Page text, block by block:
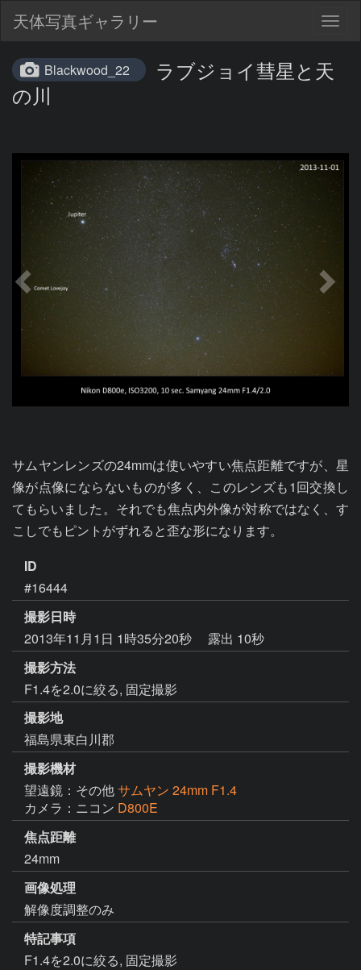
天体写真ギャラリー
Blackwood_22
ラブジョイ彗星と天
の川
サムヤンレンズの24mmは使いやすい焦点距離ですが、星
像が点像にならないものが多く、このレンズも1回交換し
てもらいました。それでも焦点内外像が対称ではなく、す
こしでもピントがずれると歪な形になります。
ID
#16444
撮影日時
2013年11月1日 1時35分20秒
露出 10秒
撮影方法
F1.4を2.0に絞る, 固定撮影
撮影地
福島県東白川郡
撮影機材
望遠鏡：その他サムヤン 24mm F1.4
カメラ：ニコン D800E
焦点距離
24mm
画像処理
解像度調整のみ
特記事項
F1.4を2.0に絞る, 固定撮影